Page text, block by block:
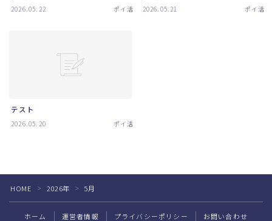
2026.05.22 ポイ活 2026.05.21 ポイ活
テスト
2026.05.20 ポイ活
HOME ＞ 2026年 ＞ 5月
ホーム 運営者情報 プライバシーポリシー お問い合わせ